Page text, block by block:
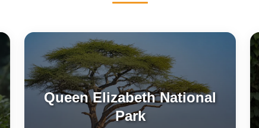
Queen Elizabeth National
Park